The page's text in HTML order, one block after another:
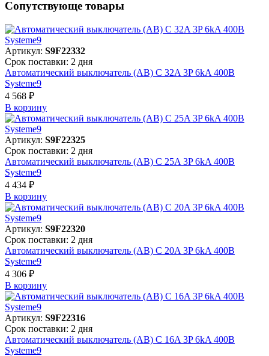
Сопутствующе товары
Артикул: S9F22332
Срок поставки: 2 дня
Автоматический выключатель (АВ) C 32A 3P 6kA 400В
Systeme9
4 568 ₽
В корзинy
Артикул: S9F22325
Срок поставки: 2 дня
Автоматический выключатель (АВ) C 25A 3P 6kA 400В
Systeme9
4 434 ₽
В корзинy
Артикул: S9F22320
Срок поставки: 2 дня
Автоматический выключатель (АВ) C 20A 3P 6kA 400В
Systeme9
4 306 ₽
В корзинy
Артикул: S9F22316
Срок поставки: 2 дня
Автоматический выключатель (АВ) C 16A 3P 6kA 400В
Systeme9